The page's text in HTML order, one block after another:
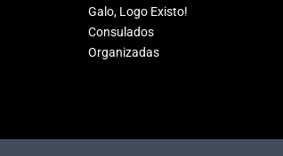
Galo, Logo Existo!
Consulados
Organizadas